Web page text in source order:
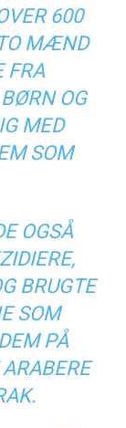
600
MÆND
FRA
OG
MED
SOM
OGSÅ
BRUGTE
SOM
PÅ